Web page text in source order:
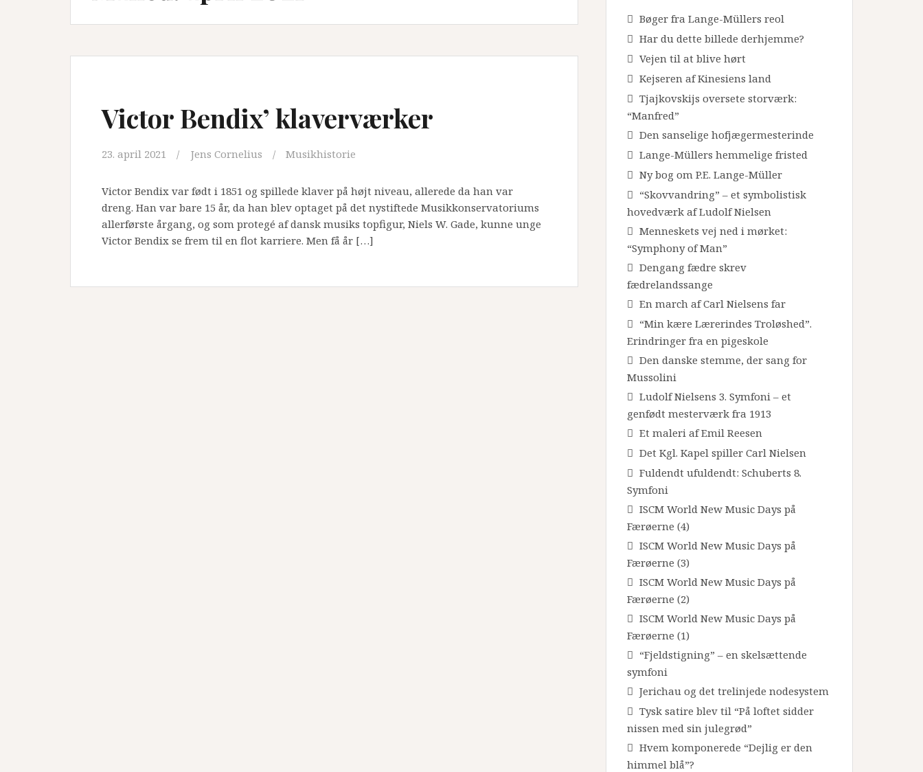
Victor Bendix’ klaverværker
23. april 2021 Jens Cornelius Musikhistorie
Victor Bendix var født i 1851 og spillede klaver på højt niveau, allerede da han var
dreng. Han var bare 15 år, da han blev optaget på det nystiftede Musikkonservatoriums
allerførste årgang, og som protegé af dansk musiks topfigur, Niels W. Gade, kunne unge
Victor Bendix se frem til en flot karriere. Men få år […]
Bøger fra Lange-Müllers reol
Har du dette billede derhjemme?
Vejen til at blive hørt
Kejseren af Kinesiens land
Tjajkovskijs oversete storværk:
“Manfred”
Den sanselige hofjægermesterinde
Lange-Müllers hemmelige fristed
Ny bog om P.E. Lange-Müller
“Skovvandring” – et symbolistisk
hovedværk af Ludolf Nielsen
Menneskets vej ned i mørket:
“Symphony of Man”
Dengang fædre skrev
fædrelandssange
En march af Carl Nielsens far
“Min kære Lærerindes Troløshed”.
Erindringer fra en pigeskole
Den danske stemme, der sang for
Mussolini
Ludolf Nielsens 3. Symfoni – et
genfødt mesterværk fra 1913
Et maleri af Emil Reesen
Det Kgl. Kapel spiller Carl Nielsen
Fuldendt ufuldendt: Schuberts 8.
Symfoni
ISCM World New Music Days på
Færøerne (4)
ISCM World New Music Days på
Færøerne (3)
ISCM World New Music Days på
Færøerne (2)
ISCM World New Music Days på
Færøerne (1)
“Fjeldstigning” – en skelsættende
symfoni
Jerichau og det trelinjede nodesystem
Tysk satire blev til “På loftet sidder
nissen med sin julegrød”
Hvem komponerede “Dejlig er den
himmel blå”?